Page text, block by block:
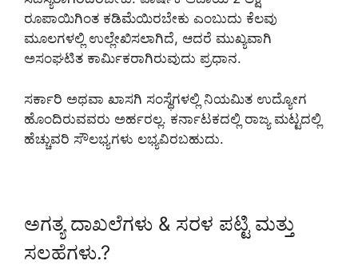
ರೂಪಾಯಿಗಿಂತ ಕಡಿಮೆಯಿರಬೇಕು ಎಂಬುದು ಕೆಲವು
ಮೂಲಗಳಲ್ಲಿ ಉಲ್ಲೇಖಿಸಲಾಗಿದೆ, ಆದರೆ ಮುಖ್ಯವಾಗಿ
ಅಸಂಘಟಿತ ಕಾರ್ಮಿಕರಾಗಿರುವುದು ಪ್ರಧಾನ.
ಸರ್ಕಾರಿ ಅಥವಾ ಖಾಸಗಿ ಸಂಸ್ಥೆಗಳಲ್ಲಿ ನಿಯಮಿತ ಉದ್ಯೋಗ
ಹೊಂದಿರುವವರು ಅರ್ಹರಲ್ಲ. ಕರ್ನಾಟಕದಲ್ಲಿ ರಾಜ್ಯ ಮಟ್ಟದಲ್ಲಿ
ಹೆಚ್ಚುವರಿ ಸೌಲಭ್ಯಗಳು ಲಭ್ಯವಿರಬಹುದು.
ಅಗತ್ಯ ದಾಖಲೆಗಳು & ಸರಳ ಪಟ್ಟಿ ಮತ್ತು
ಸಲಹೆಗಳು.?